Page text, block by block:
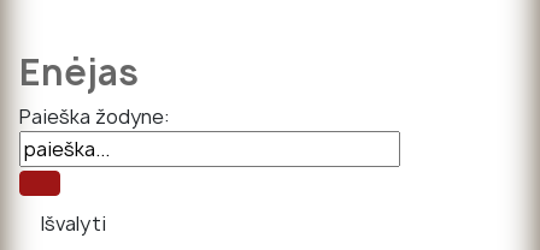
Enėjas
Paieška žodyne: